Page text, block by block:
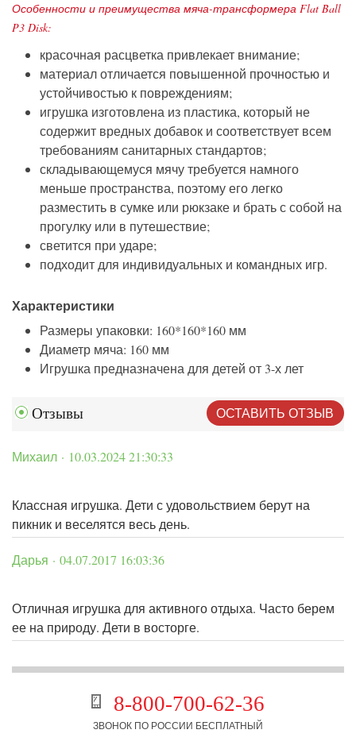
Особенности и преимущества мяча-трансформера Flat Ball
P3 Disk:
красочная расцветка привлекает внимание;
материал отличается повышенной прочностью и
устойчивостью к повреждениям;
игрушка изготовлена из пластика, который не
содержит вредных добавок и соответствует всем
требованиям санитарных стандартов;
складывающемуся мячу требуется намного
меньше пространства, поэтому его легко
разместить в сумке или рюкзаке и брать с собой на
прогулку или в путешествие;
светится при ударе;
подходит для индивидуальных и командных игр.
Характеристики
Размеры упаковки: 160*160*160 мм
Диаметр мяча: 160 мм
Игрушка предназначена для детей от 3-х лет
Отзывы ОСТАВИТЬ ОТЗЫВ
Михаил · 10.03.2024 21:30:33
Классная игрушка. Дети с удовольствием берут на
пикник и веселятся весь день.
Дарья · 04.07.2017 16:03:36
Отличная игрушка для активного отдыха. Часто берем
ее на природу. Дети в восторге.
8-800-700-62-36
ЗВОНОК ПО РОССИИ БЕСПЛАТНЫЙ